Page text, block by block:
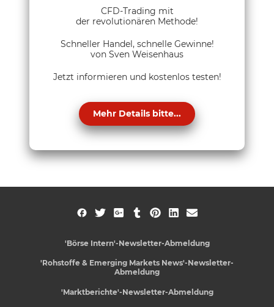
CFD-Trading mit
der revolutionären Methode!
Schneller Handel, schnelle Gewinne!
von Sven Weisenhaus
Jetzt informieren und kostenlos testen!
Mehr Details bitte...
'Börse Intern'-Newsletter-Abmeldung
'Rohstoffe & Emerging Markets News'-Newsletter-
Abmeldung
'Marktberichte'-Newsletter-Abmeldung